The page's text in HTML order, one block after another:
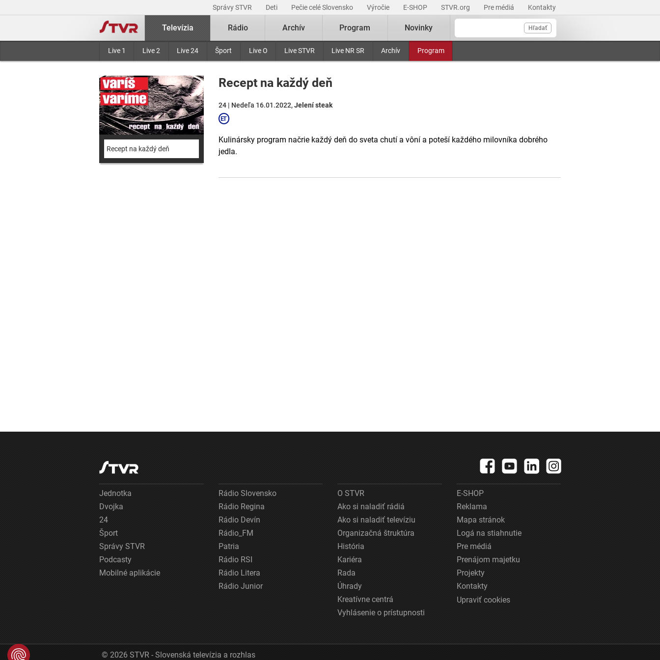
Správy STVR Deti Pečie celé Slovensko Výročie E-SHOP STVR.org Pre médiá Kontakty
Hľadať
Televízia
Live 1 Live 2 Live 24 Šport Live O Live STVR Live NR SR Archív Program
Rádio Archív Program Novinky
Recept na každý deň
Recept na každý deň
24 | Nedeľa 16.01.2022,Jelení steak
Kulinársky program načrie každý deň do sveta chutí a vôní a poteší každého milovníka dobrého
jedla.
Jednotka
Dvojka
24
Šport
Správy STVR
Podcasty
Mobilné aplikácie
Rádio Slovensko
Rádio Regina
Rádio Devín
Rádio_FM
Patria
Rádio RSI
Rádio Litera
Rádio Junior
O STVR
Ako si naladiť rádiá
Ako si naladiť televíziu
Organizačná štruktúra
História
Kariéra
Rada
Úhrady
Kreatívne centrá
Vyhlásenie o prístupnosti
E-SHOP
Reklama
Mapa stránok
Logá na stiahnutie
Pre médiá
Prenájom majetku
Projekty
Kontakty
Upraviť cookies
© 2026 STVR - Slovenská televízia a rozhlas